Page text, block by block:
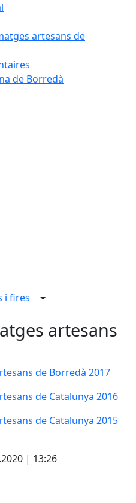
artesans de
de Borredà
i fires
artesans
de Borredà 2017
de Catalunya 2016
de Catalunya 2016
de Catalunya 2015
de Catalunya 2015
| 13:26